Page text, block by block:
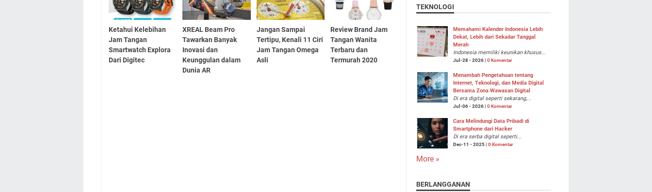
Ketahui Kelebihan
Jam Tangan
Smartwatch Explora
Dari Digitec
XREAL Beam Pro
Tawarkan Banyak
Inovasi dan
Keunggulan dalam
Dunia AR
Jangan Sampai
Tertipu, Kenali 11 Ciri
Jam Tangan Omega
Asli
Review Brand Jam
Tangan Wanita
Terbaru dan
Termurah 2020
TEKNOLOGI
Memahami Kalender Indonesia Lebih
Dekat, Lebih dari Sekadar Tanggal
Merah
Indonesia memiliki keunikan khusus...
Jul-28 - 2026 | 0 Komentar
Menambah Pengetahuan tentang
Internet, Teknologi, dan Media Digital
Bersama Zona Wawasan Digital
Di era digital seperti sekarang,...
Jul-06 - 2026 | 0 Komentar
Cara Melindungi Data Pribadi di
Smartphone dari Hacker
Di era serba digital seperti...
Dec-11 - 2025 | 0 Komentar
More »
BERLANGGANAN